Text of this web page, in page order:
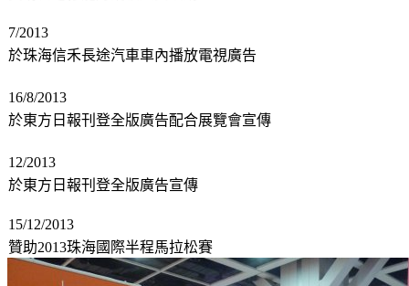
7/2013
於珠海信禾長途汽車車內播放電視廣告
16/8/2013
於東方日報刊登全版廣告配合展覽會宣傳
12/2013
於東方日報刊登全版廣告宣傳
15/12/2013
贊助2013珠海國際半程馬拉松賽